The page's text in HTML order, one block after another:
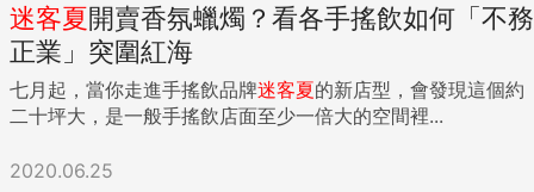
迷客夏開賣香氛蠟燭？看各手搖飲如何「不務
正業」突圍紅海
七月起，當你走進手搖飲品牌迷客夏的新店型，會發現這個約
二十坪大，是一般手搖飲店面至少一倍大的空間裡...
2020.06.25